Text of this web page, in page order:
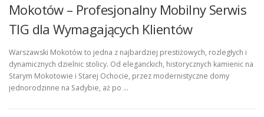
Mokotów – Profesjonalny Mobilny Serwis
TIG dla Wymagających Klientów
Warszawski Mokotów to jedna z najbardziej prestiżowych, rozległych i
dynamicznych dzielnic stolicy. Od eleganckich, historycznych kamienic na
Starym Mokotowie i Starej Ochocie, przez modernistyczne domy
jednorodzinne na Sadybie, aż po …